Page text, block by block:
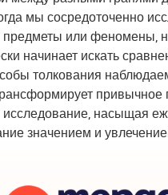
мы сосредоточенно
или феномены,
начинает искать
толкования
привычное
исследование, насыщая
значением и